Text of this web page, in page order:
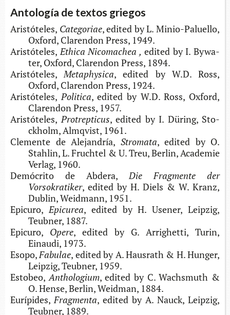
Antología de textos griegos
Aristóteles, Categoriae, edi­ted by L. Minio-​Paluello,
Oxford, Cla­ren­don Press, 1949.
Aristóteles,Ethi­ca Nico­ma­chea , edi­ted by I. Bywa­
ter, Oxford, Cla­ren­don Press, 1894.
Aristóteles,Metaphysica, edi­ted by W.D. Ross,
Oxford, Cla­ren­don Press, 1924.
Aristóteles,Politica, edi­ted by W.D. Ross, Oxford,
Cla­ren­don Press, 1957.
Aristóteles,Protrepticus, edi­ted by I. Düring, Sto­
ckholm, Almq­vist, 1961.
Cle­men­te de Alejandría, Stromata, edi­ted by O.
Stah­lin, L. Fru­ch­tel & U. Treu, Ber­lin, Aca­de­mie
Ver­lag, 1960.
Demó­cri­to de Abdera,Die Frag­men­te der
Vorsokratiker, edi­ted by H. Diels & W. Kranz,
Dublin, Weid­mann, 1951.
Epicuro,Epicurea, edi­ted by H. Use­ner, Leip­zig,
Teub­ner, 1887.
Epicuro, Opere, edi­ted by G. Arrighet­ti, Turin,
Einau­di, 1973.
Esopo,Fabulae, edi­ted by A. Haus­rath & H. Hun­ger,
Leip­zig, Teub­ner, 1959.
Estobeo,Anthologium, edi­ted by C. Wachs­muth &
O. Hense, Ber­lin, Weid­man, 1884.
Eurípides,Fragmenta, edi­ted by A. Nauck, Leip­zig,
Teub­ner, 1889.